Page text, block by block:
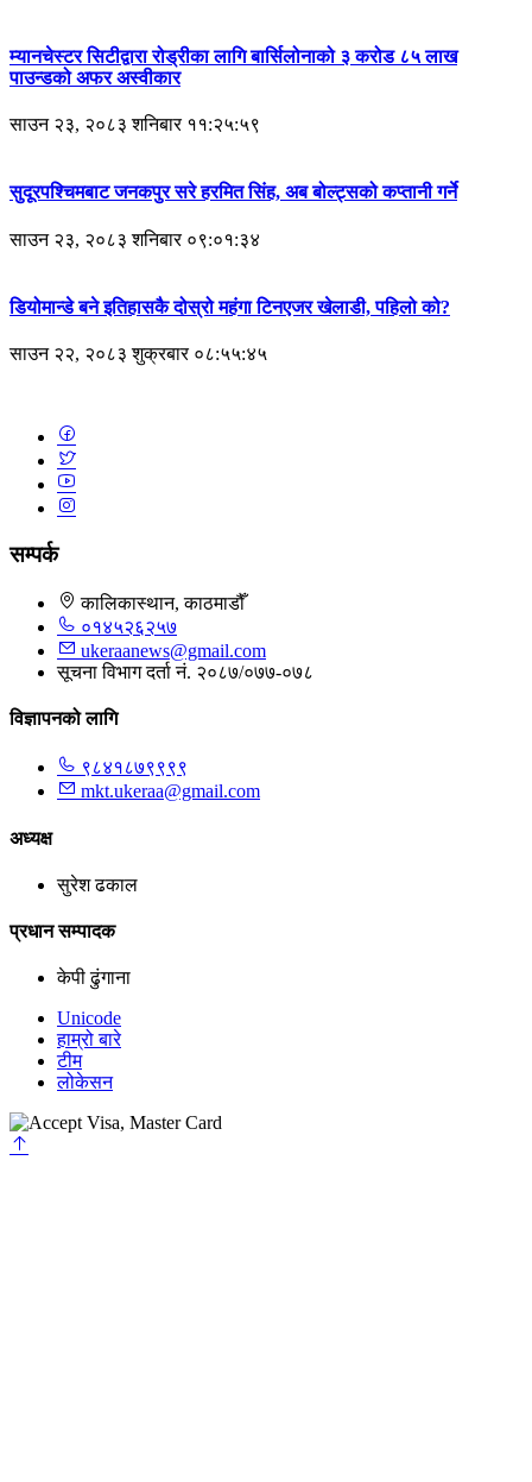
म्यानचेस्टर सिटीद्वारा रोड्रीका लागि बार्सिलोनाको ३ करोड ८५ लाख
पाउन्डको अफर अस्वीकार
साउन २३, २०८३ शनिबार ११:२५:५९
सुदूरपश्चिमबाट जनकपुर सरे हरमित सिंह, अब बोल्ट्सको कप्तानी गर्ने
साउन २३, २०८३ शनिबार ०९:०१:३४
डियोमान्डे बने इतिहासकै दोस्रो महंगा टिनएजर खेलाडी, पहिलो को?
साउन २२, २०८३ शुक्रबार ०८:५५:४५
सम्पर्क
कालिकास्थान, काठमाडौँ
०१४५२६२५७
ukeraanews@gmail.com
सूचना विभाग दर्ता नं. २०८७/०७७-०७८
विज्ञापनको लागि
९८४१८७९९९९
mkt.ukeraa@gmail.com
अध्यक्ष
सुरेश ढकाल
प्रधान सम्पादक
केपी ढुंगाना
Unicode
हाम्रो बारे
टीम
लोकेसन